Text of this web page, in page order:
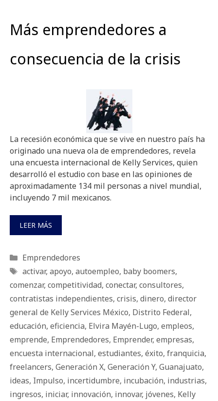
Más emprendedores a
consecuencia de la crisis
La recesión económica que se vive en nuestro país ha
originado una nueva ola de emprendedores, revela
una encuesta internacional de Kelly Services, quien
desarrolló el estudio con base en las opiniones de
aproximadamente 134 mil personas a nivel mundial,
incluyendo 7 mil mexicanos.
LEER MÁS
Categorías
Emprendedores
Etiquetas
activar, apoyo, autoempleo, baby boomers,
comenzar, competitividad, conectar, consultores,
contratistas independientes, crisis, dinero, director
general de Kelly Services México, Distrito Federal,
educación, eficiencia, Elvira Mayén-Lugo, empleos,
emprende, Emprendedores, Emprender, empresas,
encuesta internacional, estudiantes, éxito, franquicia,
freelancers, Generación X, Generación Y, Guanajuato,
ideas, Impulso, incertidumbre, incubación, industrias,
ingresos, iniciar, innovación, innovar, jóvenes, Kelly